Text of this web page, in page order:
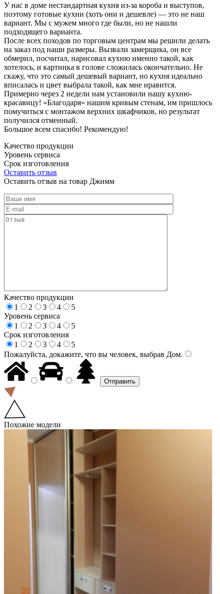
У нас в доме нестандартная кухня из-за короба и выступов,
поэтому готовые кухни (хоть они и дешевле) — это не наш
вариант. Мы с мужем много где были, но не нашли
подходящего варианта.
После всех походов по торговым центрам мы решили делать
на заказ под наши размеры. Вызвали замерщика, он все
обмерил, посчитал, нарисовал кухню именно такой, как
хотелось, и картинка в голове сложилась окончательно. Не
скажу, что это самый дешевый вариант, но кухня идеально
вписалась и цвет выбрала такой, как мне нравится.
Примерно через 2 недели нам установили нашу кухню-
красавицу! «Благодаря» нашим кривым стенам, им пришлось
помучиться с монтажом верхних шкафчиков, но результат
получился отменный.
Большое всем спасибо! Рекомендую!
Качество продукции
Уровень сервиса
Срок изготовления
Оставить отзыв
Оставить отзыв на товар Джимм
Качество продукции
1
2 3 4
5
Уровень сервиса
1
2 3 4
5
Срок изготовления
1
2 3 4
5
Пожалуйста, докажите, что вы человек, выбрав Дом.
Похожие модели